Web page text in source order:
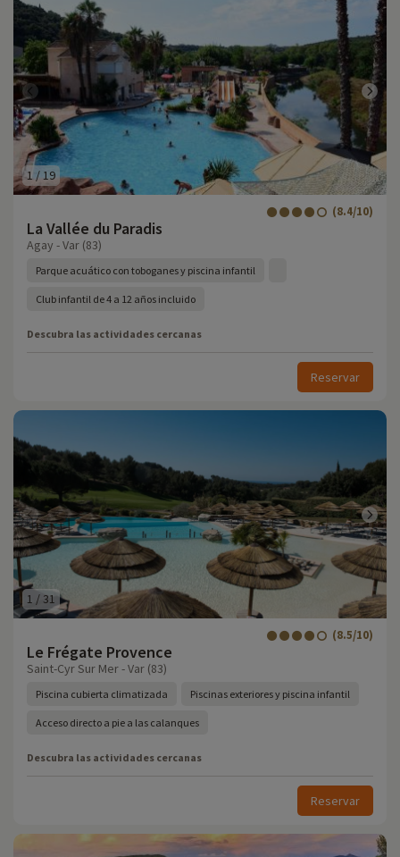
1 /19
La Vallée du Paradis
(8.4/10)
Agay - Var (83)
Parque acuático con toboganes y piscina infantil
Club infantil de 4 a 12 años incluido
Descubra las actividades cercanas
Reservar
1 /31
Le Frégate Provence
(8.5/10)
Saint-Cyr Sur Mer - Var (83)
Piscina cubierta climatizada Piscinas exteriores y piscina infantil
Acceso directo a pie a las calanques
Descubra las actividades cercanas
Reservar